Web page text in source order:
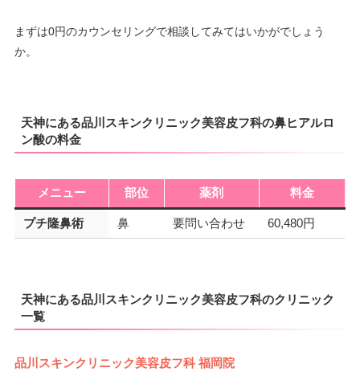
まずは0円のカウンセリングで相談してみてはいかがでしょう
か。
天神にある品川スキンクリニック美容皮フ科の鼻ヒアルロ
ン酸の料金
メニュー 部位 薬剤 料金
プチ隆鼻術 鼻 要問い合わせ 60,480円
天神にある品川スキンクリニック美容皮フ科のクリニック
一覧
品川スキンクリニック美容皮フ科 福岡院